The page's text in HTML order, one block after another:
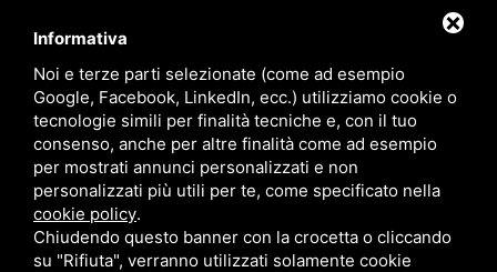
Marchi
Follow Us
Area riservata
Informativa
Noi e terze parti selezionate (come ad esempio
Google, Facebook, LinkedIn, ecc.) utilizziamo cookie o
tecnologie simili per finalità tecniche e, con il tuo
consenso, anche per altre finalità come ad esempio
per mostrati annunci personalizzati e non
personalizzati più utili per te, come specificato nella
cookie policy.
Chiudendo questo banner con la crocetta o cliccando
su "Rifiuta", verranno utilizzati solamente cookie